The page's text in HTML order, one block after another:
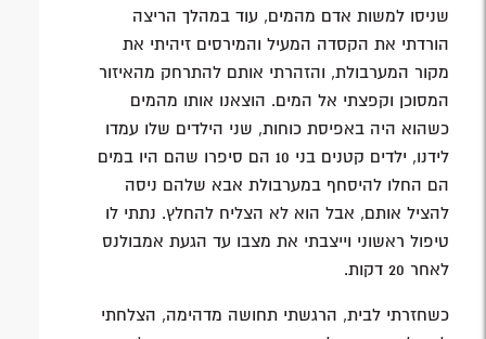
שניסו למשות אדם מהמים, עוד במהלך הריצה
הורדתי את הקסדה המעיל והמירסים זיהיתי את
מקור המערבולת, והזהרתי אותם להתרחק מהאיזור
המסוכן וקפצתי אל המים. הוצאנו אותו מהמים
כשהוא היה באפיסת כוחות, שני הילדים שלו עמדו
לידנו, ילדים קטנים בני 10 הם סיפרו שהם היו במים
הם החלו להיסחף במערבולת אבא שלהם ניסה
להציל אותם, אבל הוא לא הצליח להחלץ. נתתי לו
טיפול ראשוני וייצבתי את מצבו עד הגעת אמבולנס
לאחר 20 דקות.
כשחזרתי לבית, הרגשתי תחושה מדהימה, הצלחתי